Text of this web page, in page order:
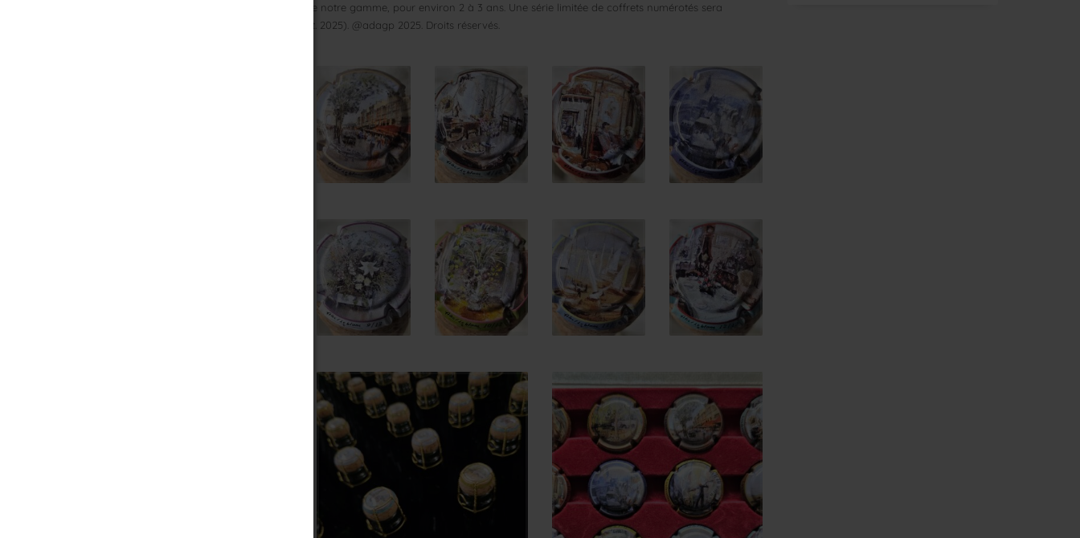
vont être mis progressivement sur l'ensemble de notre gamme, pour environ 2 à 3 ans. Une série limitée de coffrets numérotés sera
proposée à la vente au cours de l'automne (Oct. 2025). @adagp 2025. Droits réservés.